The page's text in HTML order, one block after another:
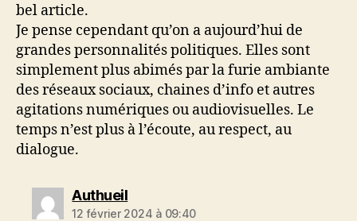
bel article.
Je pense cependant qu’on a aujourd’hui de
grandes personnalités politiques. Elles sont
simplement plus abimés par la furie ambiante
des réseaux sociaux, chaines d’info et autres
agitations numériques ou audiovisuelles. Le
temps n’est plus à l’écoute, au respect, au
dialogue.
Authueildit :
12 février 2024 à 09:40